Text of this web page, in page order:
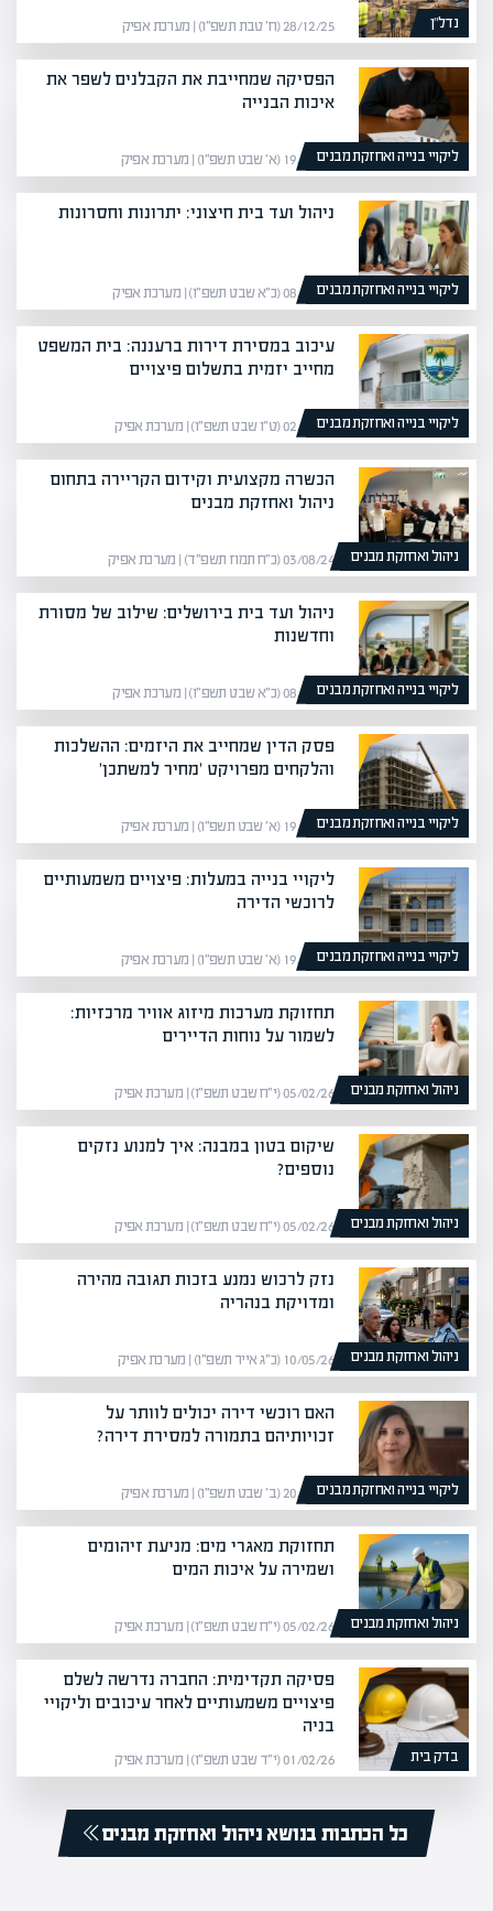
נדל”ן 28/12/25 (ח׳ טבת תשפ״ו) | מערכת אפיק
ליקויי בנייה ואחזקת מבנים
הפסיקה שמחייבת את הקבלנים לשפר את
איכות הבנייה
19/01/26 (א׳ שבט תשפ״ו) | מערכת אפיק
ליקויי בנייה ואחזקת מבנים
ניהול ועד בית חיצוני: יתרונות וחסרונות
08/02/26 (כ״א שבט תשפ״ו) | מערכת אפיק
ליקויי בנייה ואחזקת מבנים
עיכוב במסירת דירות ברעננה: בית המשפט
מחייב יזמית בתשלום פיצויים
02/02/26 (ט״ו שבט תשפ״ו) | מערכת אפיק
ניהול ואחזקת מבנים
הכשרה מקצועית וקידום הקריירה בתחום
ניהול ואחזקת מבנים
03/08/24 (כ״ח תמוז תשפ״ד) | מערכת אפיק
ליקויי בנייה ואחזקת מבנים
ניהול ועד בית בירושלים: שילוב של מסורת
וחדשנות
08/02/26 (כ״א שבט תשפ״ו) | מערכת אפיק
ליקויי בנייה ואחזקת מבנים
פסק הדין שמחייב את היזמים: ההשלכות
והלקחים מפרויקט 'מחיר למשתכן'
19/01/26 (א׳ שבט תשפ״ו) | מערכת אפיק
ליקויי בנייה ואחזקת מבנים
ליקויי בנייה במעלות: פיצויים משמעותיים
לרוכשי הדירה
19/01/26 (א׳ שבט תשפ״ו) | מערכת אפיק
ניהול ואחזקת מבנים
תחזוקת מערכות מיזוג אוויר מרכזיות:
לשמור על נוחות הדיירים
05/02/26 (י״ח שבט תשפ״ו) | מערכת אפיק
ניהול ואחזקת מבנים
שיקום בטון במבנה: איך למנוע נזקים
נוספים?
05/02/26 (י״ח שבט תשפ״ו) | מערכת אפיק
ניהול ואחזקת מבנים
נזק לרכוש נמנע בזכות תגובה מהירה
ומדויקת בנהריה
10/05/26 (כ״ג אייר תשפ״ו) | מערכת אפיק
ליקויי בנייה ואחזקת מבנים
האם רוכשי דירה יכולים לוותר על
זכויותיהם בתמורה למסירת דירה?
20/01/26 (ב׳ שבט תשפ״ו) | מערכת אפיק
ניהול ואחזקת מבנים
תחזוקת מאגרי מים: מניעת זיהומים
ושמירה על איכות המים
05/02/26 (י״ח שבט תשפ״ו) | מערכת אפיק
בדק בית
פסיקה תקדימית: החברה נדרשה לשלם
פיצויים משמעותיים לאחר עיכובים וליקויי
בניה
01/02/26 (י״ד שבט תשפ״ו) | מערכת אפיק
כל הכתבות בנושא ניהול ואחזקת מבנים